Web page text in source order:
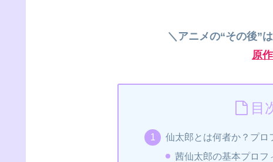
＼アニメの“その後”
原
目
仙太郎とは何者か？プロ
茜仙太郎の基本プロフ